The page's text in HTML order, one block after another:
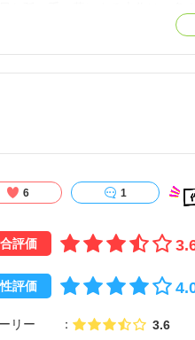
「なろう系小説」のまさに先駆者
せず他人と関わりもせず、ただ
34歳のニート男が、ある日交
ーデウスとして生まれ変わった
ながら「今度こそ本気で生きて
ったら本気だす』が2023年に放
6 1
評価
評価
リー 3.6